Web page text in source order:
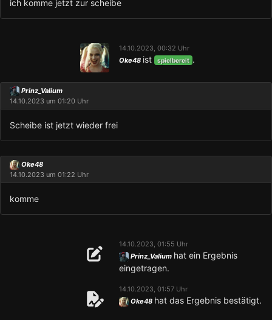
ich komme jetzt zur scheibe
14.10.2023, 00:32 Uhr
Oke48 ist spielbereit .
Prinz_Valium
14.10.2023 um 01:20 Uhr
Scheibe ist jetzt wieder frei
Oke48
14.10.2023 um 01:22 Uhr
komme
14.10.2023, 01:55 Uhr
Prinz_Valium hat ein Ergebnis
eingetragen.
14.10.2023, 01:57 Uhr
Oke48 hat das Ergebnis bestätigt.